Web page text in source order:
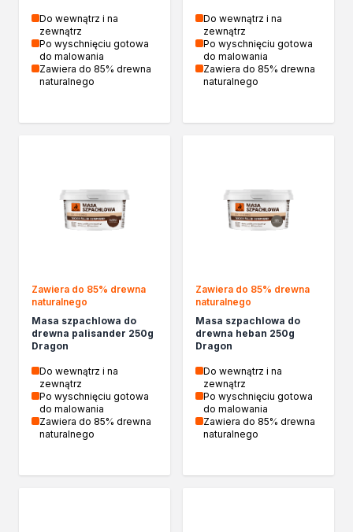
Akcja zima
Paliwa specjalistyczne
Produkty według zadania
Klejenie i uszczelnianie
Kleje naprawcze
Kleje w sprayu
Czyszczenie i rozcieńczanie
Rozcieńczalniki ogólnego stosowania
Rozcieńczalniki specjalistyczne
Rozcieńczalniki BIO
Chemia gospodarcza
Środki bioochronne
Środki czyszczące
Ochrona i dekoracja
Do wewnątrz i na
zewnątrz
Po wyschnięciu gotowa
do malowania
Zawiera do 85% drewna
naturalnego
Do wewnątrz i na
zewnątrz
Po wyschnięciu gotowa
do malowania
Zawiera do 85% drewna
naturalnego
Zawiera do 85% drewna
naturalnego
Masa szpachlowa do
drewna palisander 250g
Dragon
Do wewnątrz i na
zewnątrz
Po wyschnięciu gotowa
do malowania
Zawiera do 85% drewna
naturalnego
Zawiera do 85% drewna
naturalnego
Masa szpachlowa do
drewna heban 250g
Dragon
Do wewnątrz i na
zewnątrz
Po wyschnięciu gotowa
do malowania
Zawiera do 85% drewna
naturalnego